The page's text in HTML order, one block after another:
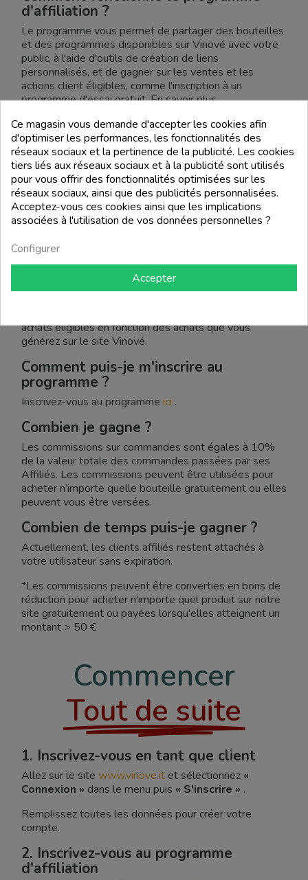
d'affiliation ?
Le programme vous permet de partager des bouteilles
et des programmes disponibles sur Vinové avec votre
public, à l'aide d'outils de création de liens
personnalisés, et de gagner sur les ventes et les
actions client éligibles, comme l'inscription à un
programme d'essai gratuit. En savoir plus.
Quelles sont les conditions pour
rejoindre ce programme ?
Tout le monde peut participer, des amateurs de vin aux
blogueurs, en passant par les éditeurs et les créateurs
de contenu disposant d'un site Web ou d'une
application mobile.
Si vous êtes un influenceur avec un nombre établi de
avons un programme dédié pour vous !
Comment puis-je gagner de l'argent
avec ce programme ?
achats éligibles en fonction des achats que vous
générez sur le site Vinové.
Comment puis-je m'inscrire au
programme ?
Inscrivez-vous au programme ici .
Combien je gagne ?
Les commissions sur commandes sont égales à 10%
de la valeur totale des commandes passées par ses
Affiliés. Les commissions peuvent être utilisées pour
acheter n’importe quelle bouteille gratuitement ou elles
peuvent vous être versées.
Combien de temps puis-je gagner ?
Actuellement, les clients affiliés restent attachés à
votre utilisateur sans expiration.
*Les commissions peuvent être converties en bons de
réduction pour acheter n'importe quel produit sur notre
site gratuitement ou payées lorsqu'elles atteignent un
montant > 50 €
Commencer
Tout de suite
1. Inscrivez-vous en tant que client
Allez sur le site www.vinove.it et sélectionnez «
Connexion » dans le menu puis « S'inscrire » .
Remplissez toutes les données pour créer votre
compte.
2. Inscrivez-vous au programme
d'affiliation
Ce magasin vous demande d'accepter les cookies afin
d'optimiser les performances, les fonctionnalités des
réseaux sociaux et la pertinence de la publicité. Les cookies
tiers liés aux réseaux sociaux et à la publicité sont utilisés
pour vous offrir des fonctionnalités optimisées sur les
réseaux sociaux, ainsi que des publicités personnalisées.
Acceptez-vous ces cookies ainsi que les implications
associées à l'utilisation de vos données personnelles ?
Configurer
Accepter